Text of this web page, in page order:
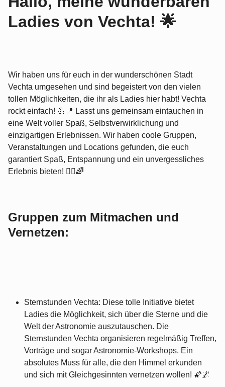
Ladies von Vechta! 🌟
Wir haben uns für euch in der wunderschönen Stadt
Vechta umgesehen und sind begeistert von den vielen
tollen Möglichkeiten, die ihr als Ladies hier habt! Vechta
rockt einfach! 💪📍 Lasst uns gemeinsam eintauchen in
eine Welt voller Spaß, Selbstverwirklichung und
einzigartigen Erlebnissen. Wir haben coole Gruppen,
Veranstaltungen und Locations gefunden, die euch
garantiert Spaß, Entspannung und ein unvergessliches
Erlebnis bieten! 💁‍♀️🌈
Gruppen zum Mitmachen und
Vernetzen:
Sternstunden Vechta: Diese tolle Initiative bietet
Ladies die Möglichkeit, sich über die Sterne und die
Welt der Astronomie auszutauschen. Die
Sternstunden Vechta organisieren regelmäßig Treffen,
Vorträge und sogar Astronomie-Workshops. Ein
absolutes Muss für alle, die den Himmel erkunden
und sich mit Gleichgesinnten vernetzen wollen! 🌠🌌